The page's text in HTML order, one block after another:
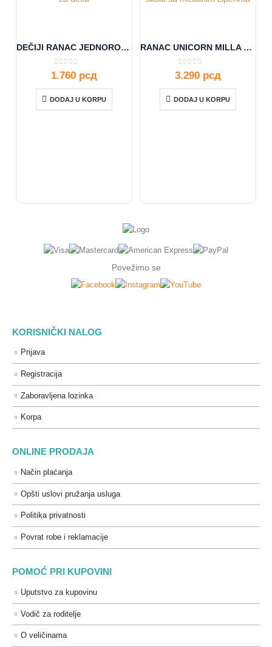
DEČIJI RANAC JEDNOROG 10/0847
0 out of 5
1.760 рсд
DODAJ U KORPU
RANAC UNICORN MILLA 10/1100
0 out of 5
3.290 рсд
DODAJ U KORPU
Povežimo se
KORISNIČKI NALOG
Prijava
Registracija
Zaboravljena lozinka
Korpa
ONLINE PRODAJA
Način plaćanja
Opšti uslovi pružanja usluga
Politika privatnosti
Povrat robe i reklamacije
POMOĆ PRI KUPOVINI
Uputstvo za kupovinu
Vodič za roditelje
O veličinama